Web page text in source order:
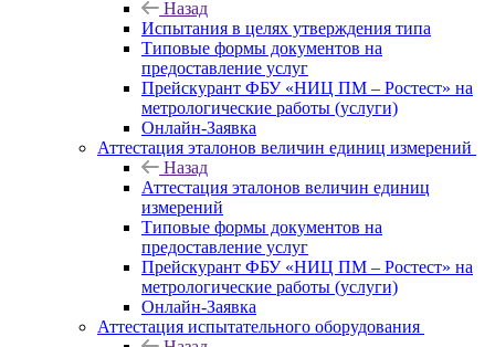
Назад
Испытания в целях утверждения типа
Типовые формы документов на
предоставление услуг
Прейскурант ФБУ «НИЦ ПМ – Ростест» на
метрологические работы (услуги)
Онлайн-Заявка
Аттестация эталонов величин единиц измерений
Назад
Аттестация эталонов величин единиц
измерений
Типовые формы документов на
предоставление услуг
Прейскурант ФБУ «НИЦ ПМ – Ростест» на
метрологические работы (услуги)
Онлайн-Заявка
Аттестация испытательного оборудования